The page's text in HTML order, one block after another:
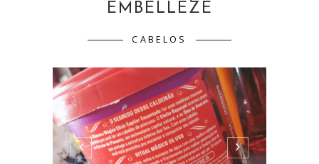
EMBELLEZE
CABELOS